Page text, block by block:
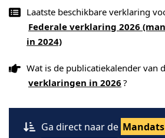
Laatste beschikbare verklaring
Federale verklaring 2026
in 2024)
Wat is de publicatiekalender van
verklaringen in 2026 ?
Ga direct naar de